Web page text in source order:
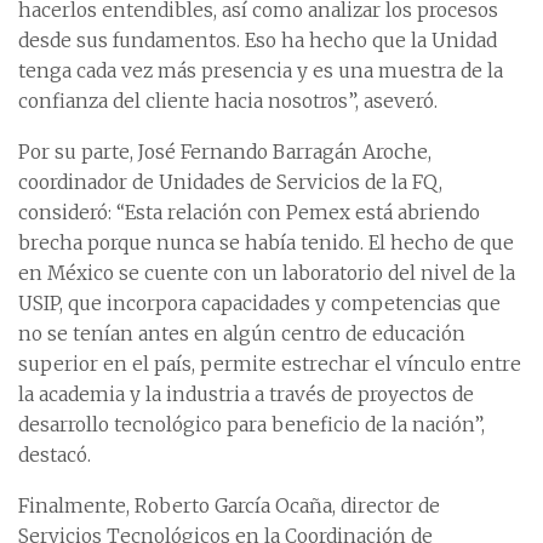
hacerlos entendibles, así como analizar los procesos
desde sus fundamentos. Eso ha hecho que la Unidad
tenga cada vez más presencia y es una muestra de la
confianza del cliente hacia nosotros”, aseveró.
Por su parte, José Fernando Barragán Aroche,
coordinador de Unidades de Servicios de la FQ,
consideró: “Esta relación con Pemex está abriendo
brecha porque nunca se había tenido. El hecho de que
en México se cuente con un laboratorio del nivel de la
USIP, que incorpora capacidades y competencias que
no se tenían antes en algún centro de educación
superior en el país, permite estrechar el vínculo entre
la academia y la industria a través de proyectos de
desarrollo tecnológico para beneficio de la nación”,
destacó.
Finalmente, Roberto García Ocaña, director de
Servicios Tecnológicos en la Coordinación de